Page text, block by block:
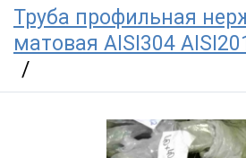
Труба профильная
матовая AISI304 AISI201